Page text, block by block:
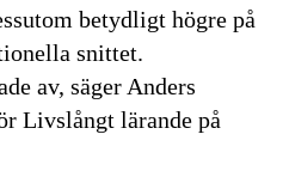
betydligt högre på
snittet.
av, säger Anders
Livslångt lärande på